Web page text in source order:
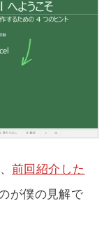
前回紹介した
が僕の見解で